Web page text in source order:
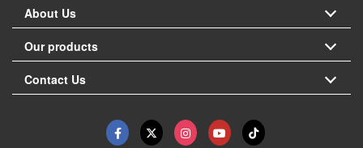
About Us
Our products
Contact Us